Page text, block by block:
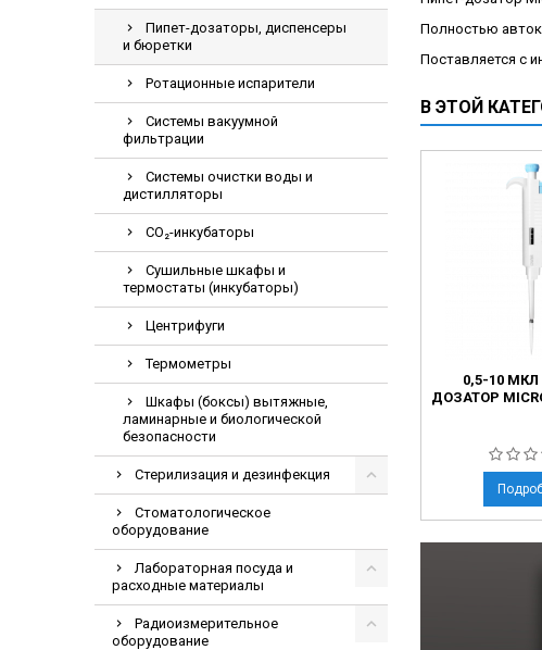
Пипет-дозаторы, диспенсеры
и бюретки
Ротационные испарители
Системы вакуумной
фильтрации
Системы очистки воды и
дистилляторы
СО₂-инкубаторы
Сушильные шкафы и
термостаты (инкубаторы)
Центрифуги
Термометры
Шкафы (боксы) вытяжные,
ламинарные и биологической
безопасности
Стерилизация и дезинфекция
Стоматологическое
оборудование
Лабораторная посуда и
расходные материалы
Радиоизмерительное
оборудование
Полностью
Поставляется с
В ЭТОЙ
0,5-10
ДОЗАТОР